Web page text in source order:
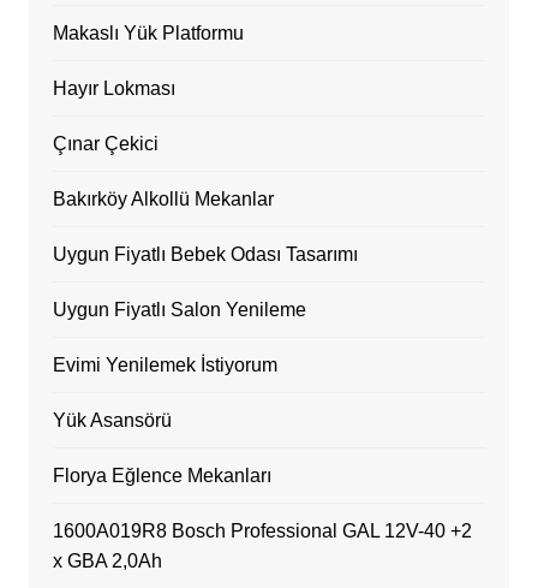
Makaslı Yük Platformu
Hayır Lokması
Çınar Çekici
Bakırköy Alkollü Mekanlar
Uygun Fiyatlı Bebek Odası Tasarımı
Uygun Fiyatlı Salon Yenileme
Evimi Yenilemek İstiyorum
Yük Asansörü
Florya Eğlence Mekanları
1600A019R8 Bosch Professional GAL 12V-40 +2
x GBA 2,0Ah